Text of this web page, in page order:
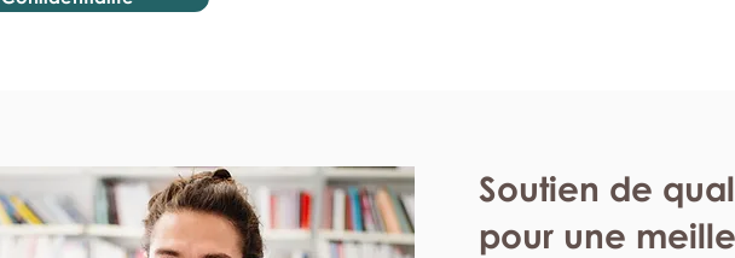
Soutien de
pour une